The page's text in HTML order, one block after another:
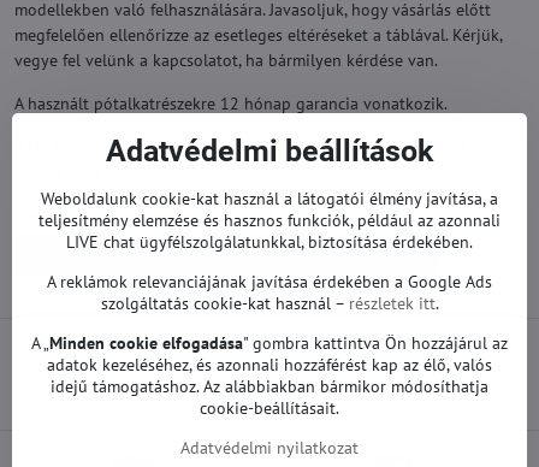
modellekben való felhasználására. Javasoljuk, hogy vásárlás előtt
megfelelően ellenőrizze az esetleges eltéréseket a táblával. Kérjük,
vegye fel velünk a kapcsolatot, ha bármilyen kérdése van.
A használt pótalkatrészekre 12 hónap garancia vonatkozik.
A LG TV pótalkatrészek gyárilag működőképesek. Nem történt rajtuk
Továbbiak a kategóriából
Pótalkatrészek | LG TV Tápegységek | LG TV
Előző termék Következő termék
Adatvédelmi beállítások
Weboldalunk cookie-kat használ a látogatói élmény javítása, a
teljesítmény elemzése és hasznos funkciók, például az azonnali
LIVE chat ügyfélszolgálatunkkal, biztosítása érdekében.
A reklámok relevanciájának javítása érdekében a Google Ads
szolgáltatás cookie-kat használ – részletek itt.
A „ Minden cookie elfogadása" gombra kattintva Ön hozzájárul az
adatok kezeléséhez, és azonnali hozzáférést kap az élő, valós
idejű támogatáshoz. Az alábbiakban bármikor módosíthatja
cookie-beállításait.
Adatvédelmi nyilatkozat